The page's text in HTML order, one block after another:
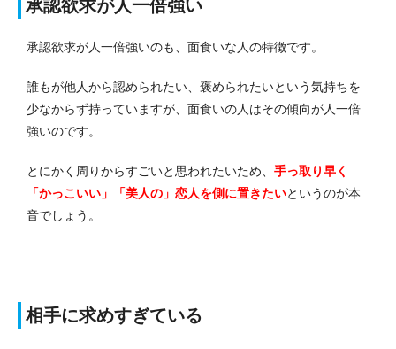
承認欲求が人一倍強い
承認欲求が人一倍強いのも、面食いな人の特徴です。
誰もが他人から認められたい、褒められたいという気持ちを
少なからず持っていますが、面食いの人はその傾向が人一倍
強いのです。
とにかく周りからすごいと思われたいため、 手っ取り早く
「かっこいい」「美人の」恋人を側に置きたいというのが本
音でしょう。
相手に求めすぎている